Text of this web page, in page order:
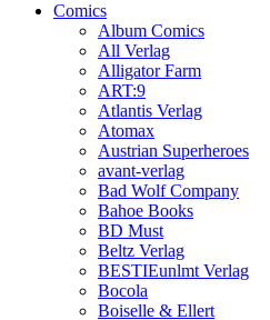
Comics
Album Comics
All Verlag
Alligator Farm
ART:9
Atlantis Verlag
Atomax
Austrian Superheroes
avant-verlag
Bad Wolf Company
Bahoe Books
BD Must
Beltz Verlag
BESTIEunlmt Verlag
Bocola
Boiselle & Ellert